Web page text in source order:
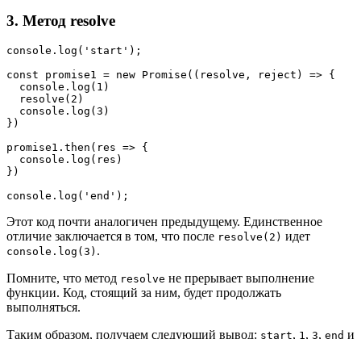
3. Метод resolve
console.log('start');
const promise1 = new Promise((resolve, reject) => {
  console.log(1)
  resolve(2)
  console.log(3)
})
promise1.then(res => {
  console.log(res)
})
console.log('end');
Этот код почти аналогичен предыдущему. Единственное
отличие заключается в том, что после resolve(2) идет
console.log(3) .
Помните, что метод resolve не прерывает выполнение
функции. Код, стоящий за ним, будет продолжать
выполняться.
Таким образом, получаем следующий вывод: start, 1, 3, end и